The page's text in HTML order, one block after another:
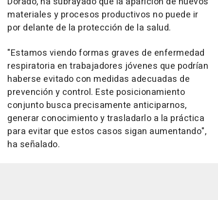
materiales y procesos productivos no puede ir
por delante de la protección de la salud.
"Estamos viendo formas graves de enfermedad
respiratoria en trabajadores jóvenes que podrían
haberse evitado con medidas adecuadas de
prevención y control. Este posicionamiento
conjunto busca precisamente anticiparnos,
generar conocimiento y trasladarlo a la práctica
para evitar que estos casos sigan aumentando",
ha señalado.